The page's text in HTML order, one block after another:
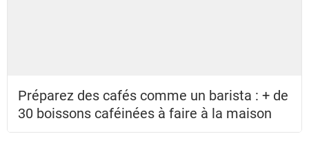
Préparez des cafés comme un barista : + de
30 boissons caféinées à faire à la maison